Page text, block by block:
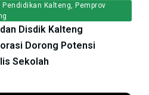
Pendidikan Kalteng, Pemprov
Disdik Kalteng
Dorong Potensi
Sekolah